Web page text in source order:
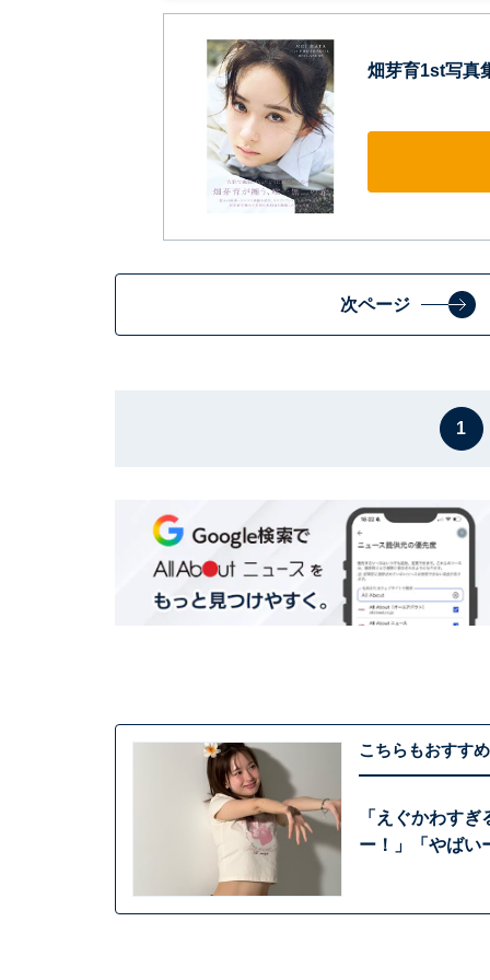
畑芽育1st写真
次ページ
1
こちらもおすすめ
「えぐかわす
ー！」「やばい